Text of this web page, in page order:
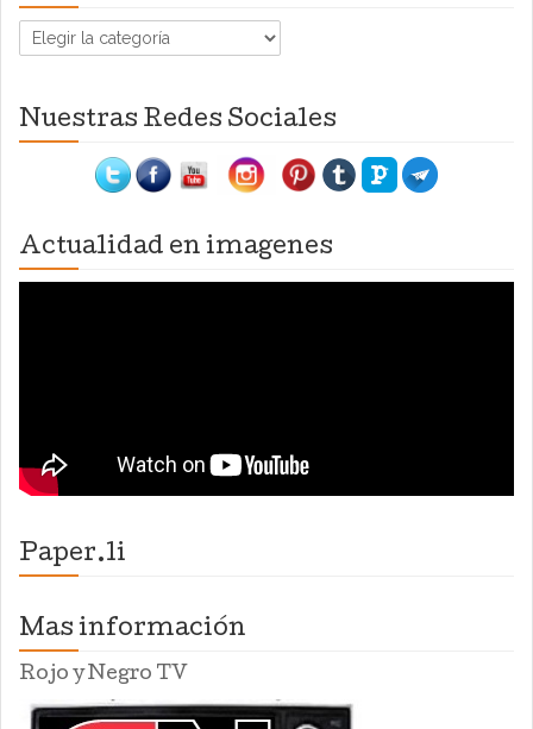
Categorías
Nuestras Redes Sociales
Actualidad en imagenes
Paper.li
Mas información
Rojo y Negro TV